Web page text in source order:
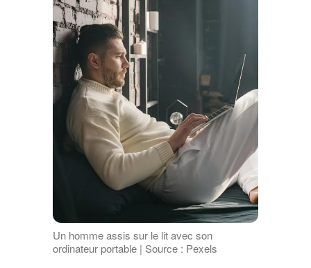
Un homme assis sur le lit avec son
ordinateur portable | Source : Pexels